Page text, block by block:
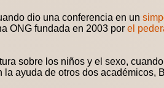
dio una conferencia en un
ONG fundada en 2003 por el
sobre los niños y el sexo,
ayuda de otros dos académicos,